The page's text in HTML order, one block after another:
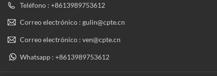
Teléfono : +8613989753612
Correo electrónico : gulin@cpte.cn
Correo electrónico : ven@cpte.cn
Whatsapp : +8613989753612